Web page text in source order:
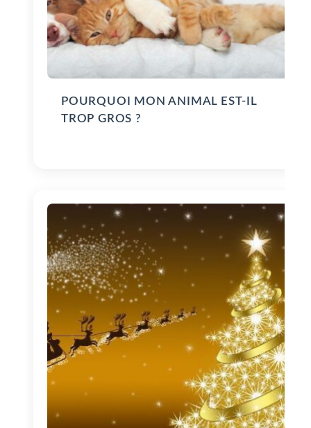
POURQUOI MON ANIMAL EST-IL
TROP GROS ?